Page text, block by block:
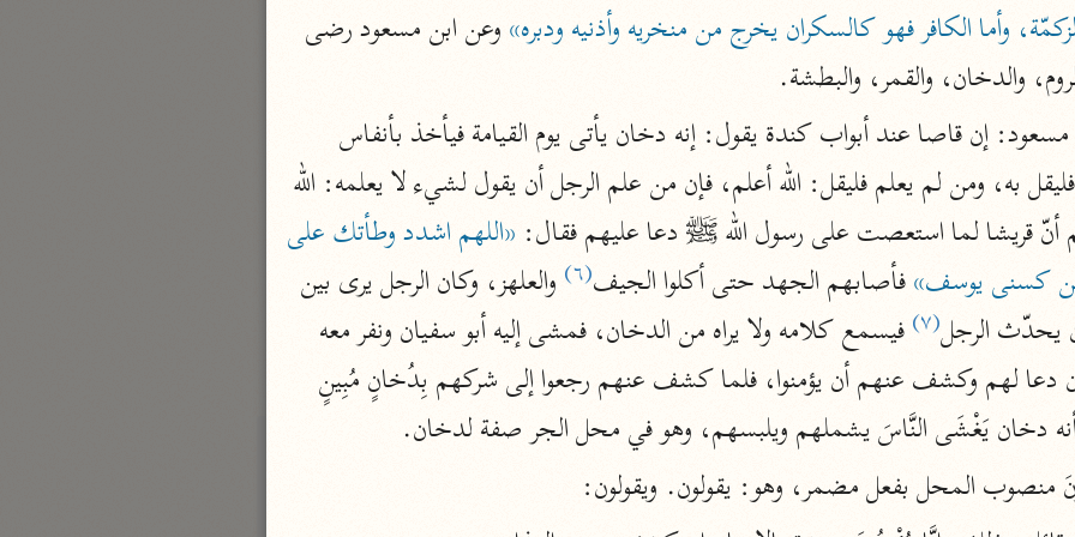
نحو ١١ مجلدًا
التسهيل لعلوم التنزيل
ابن جُزَيّ (٧٤١ هـ)
نحو ٣ مجلدات
موسوعات
روح المعاني
الآلوسي (١٢٧٠ هـ)
نحو ٢٨ مجلدًا
مفاتيح الغيب
فخر الدين الرازي (٦٠٦ هـ)
نحو ٢٤ مجلدًا
نحو مجلد
السعدي (١٣٧٦ هـ)
نحو ٤ مجلدات
أيسر التفاسير
أبو بكر الجزائري (١٤٣٩ هـ)
نحو ٣ مجلدات
القرآن – تدبّر وعمل
شركة الخبرات الذكية
نحو ٣ مجلدات
تفسير القرآن الكريم
وأما الكافر فهو كالسكران يخرج من منخريه وأذنيه ودبره»
والدخان، والقمر، والبطشة.
واللزام. ويروى أنه قيل لابن مسعود: إن قاصا عند أبواب كندة يقول: إنه دخان يأتى يوم القيامة فيأخذ بأنفاس
أنّ قريشا لما استعصت على رسول الله ﷺ دعا عليهم فقال:
كسنى يوسف» فأصابهم الجهد حتى أكلوا الجيف(٦)
يحدّث الرجل(٧)
دخان يَغْشَى النَّاسَ يشملهم ويلبسهم، وهو في محل الجر صفة لدخان.
منصوب المحل بفعل مضمر، وهو: يقولون. ويقولون: